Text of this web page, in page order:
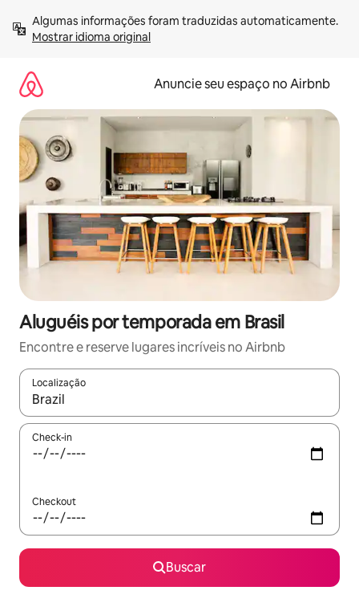
para
Mostrar idioma original
Anuncie seu espaço no Airbnb
Aluguéis por temporada em Brasil
Encontre e reserve lugares incríveis no Airbnb
Localização
Quando os resultados estiverem disponíveis, explore-os
Check-in
Checkout
Buscar